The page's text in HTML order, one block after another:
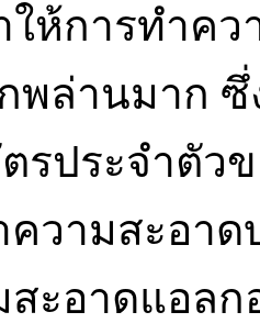
ให้การทำค
พล่านมาก ซึ่
รประจำตัว
วามสะอาด
ะอาดแอล